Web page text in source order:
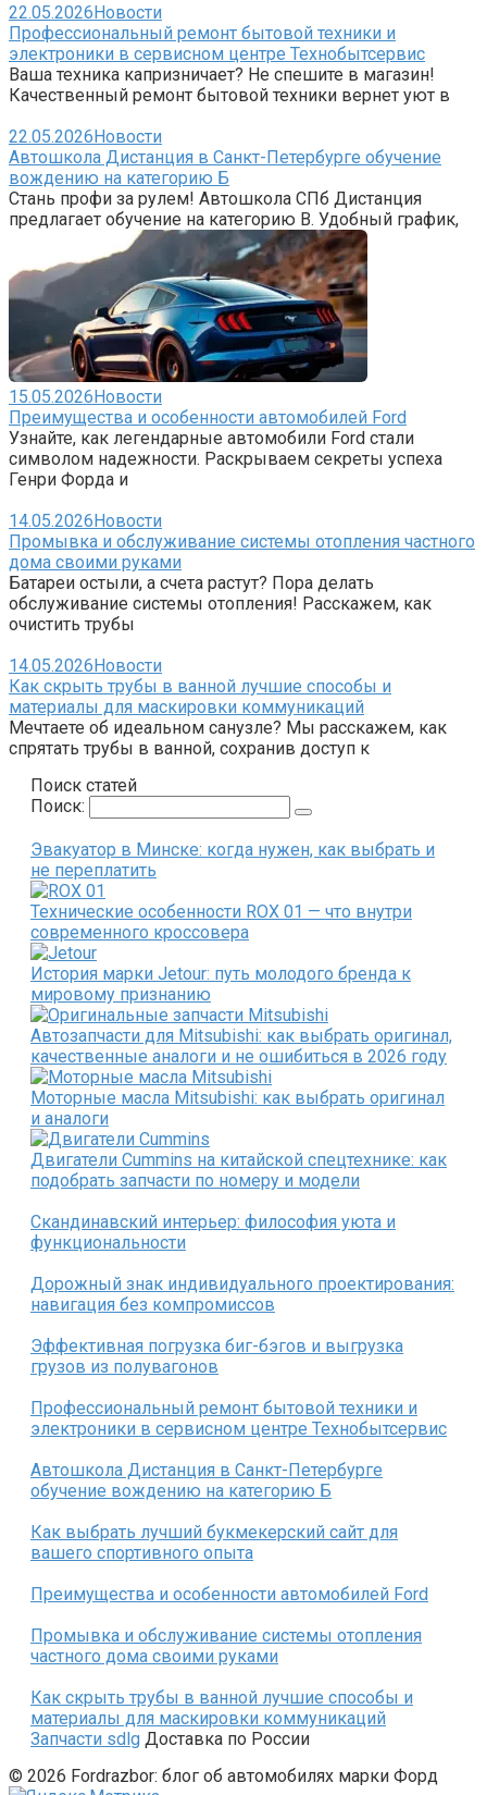
22.05.2026Новости
Профессиональный ремонт бытовой техники и
электроники в сервисном центре Технобытсервис
Ваша техника капризничает? Не спешите в магазин!
Качественный ремонт бытовой техники вернет уют в
22.05.2026Новости
Автошкола Дистанция в Санкт-Петербурге обучение
вождению на категорию Б
Стань профи за рулем! Автошкола СПб Дистанция
предлагает обучение на категорию B. Удобный график,
15.05.2026Новости
Преимущества и особенности автомобилей Ford
Узнайте, как легендарные автомобили Ford стали
символом надежности. Раскрываем секреты успеха
Генри Форда и
14.05.2026Новости
Промывка и обслуживание системы отопления частного
дома своими руками
Батареи остыли, а счета растут? Пора делать
обслуживание системы отопления! Расскажем, как
очистить трубы
14.05.2026Новости
Как скрыть трубы в ванной лучшие способы и
материалы для маскировки коммуникаций
Мечтаете об идеальном санузле? Мы расскажем, как
спрятать трубы в ванной, сохранив доступ к
Поиск статей
Поиск:
Эвакуатор в Минске: когда нужен, как выбрать и
не переплатить
Технические особенности ROX 01 — что внутри
современного кроссовера
История марки Jetour: путь молодого бренда к
мировому признанию
Автозапчасти для Mitsubishi: как выбрать оригинал,
качественные аналоги и не ошибиться в 2026 году
Моторные масла Mitsubishi: как выбрать оригинал
и аналоги
Двигатели Cummins на китайской спецтехнике: как
подобрать запчасти по номеру и модели
Скандинавский интерьер: философия уюта и
функциональности
Дорожный знак индивидуального проектирования:
навигация без компромиссов
Эффективная погрузка биг-бэгов и выгрузка
грузов из полувагонов
Профессиональный ремонт бытовой техники и
электроники в сервисном центре Технобытсервис
Автошкола Дистанция в Санкт-Петербурге
обучение вождению на категорию Б
Как выбрать лучший букмекерский сайт для
вашего спортивного опыта
Преимущества и особенности автомобилей Ford
Промывка и обслуживание системы отопления
частного дома своими руками
Как скрыть трубы в ванной лучшие способы и
материалы для маскировки коммуникаций
Запчасти sdlg Доставка по России
© 2026 Fordrazbor: блог об автомобилях марки Форд